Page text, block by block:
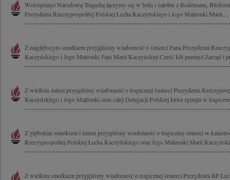
Wstrząśnięci Narodową Tragedią łączymy się w bólu i żałobie z Rodzinami,
Prezydenta Rzeczypospolitej Polskiej Lecha Kaczyńskiego i Jego Małżonki Marii...
Z najgłębszym smutkiem przyjęliśmy wiadomość o śmierci Pana Prezydenta
Kaczyńskiego i Jego Małżonki Pani Marii Kaczyńskiej Cześć Ich pamięci Zarząd i
Z wielkim żalem przyjęliśmy wiadomość o tragicznej śmierci Prezydenta
Kaczyńskiego i Jego Małżonki oraz całej Delegacji Polskiej która zginęła w
Z głębokim smutkiem i żalem przyjęliśmy wiadomość o tragicznej śmierci w
Rzeczypospolitej Polskiej Lecha Kaczyńskiego oraz Jego Małżonki Marii
Z wielkim smutkiem przyjęliśmy wiadomość o tragicznej śmierci Prezydenta RP